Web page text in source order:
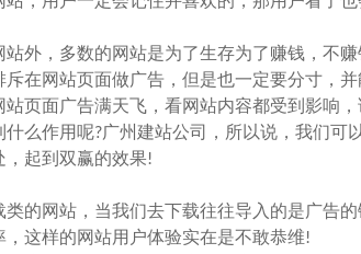
，多数的网站是为了生存为了赚钱，不赚
在网站页面做广告，但是也一定要分寸，
页面广告满天飞，看网站内容都受到影响
么作用呢?广州建站公司，所以说，我们可
，起到双赢的效果!
网站，当我们去下载往往导入的是广告的
这样的网站用户体验实在是不敢恭维!